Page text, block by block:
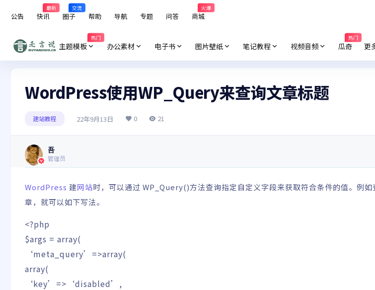
公告 快讯
最新
圈子
交流
帮助 导航 专题 问答 商城
火爆
主题模板
热门
办公素材 电子书 图片壁纸 笔记教程 视频音频 瓜奇
热门
更
WordPress使用WP_Query来查询文章标题
建站教程 22年9月13日 0 21
吾
管理员
WordPress 建网站时，可以通过 WP_Query()方法查询指定自定义字段来获取符合条件的值。例
章，就可以如下写法。
<?php
$args = array(
‘meta_query’ =>array(
array(
‘key’ => ‘disabled’ ,